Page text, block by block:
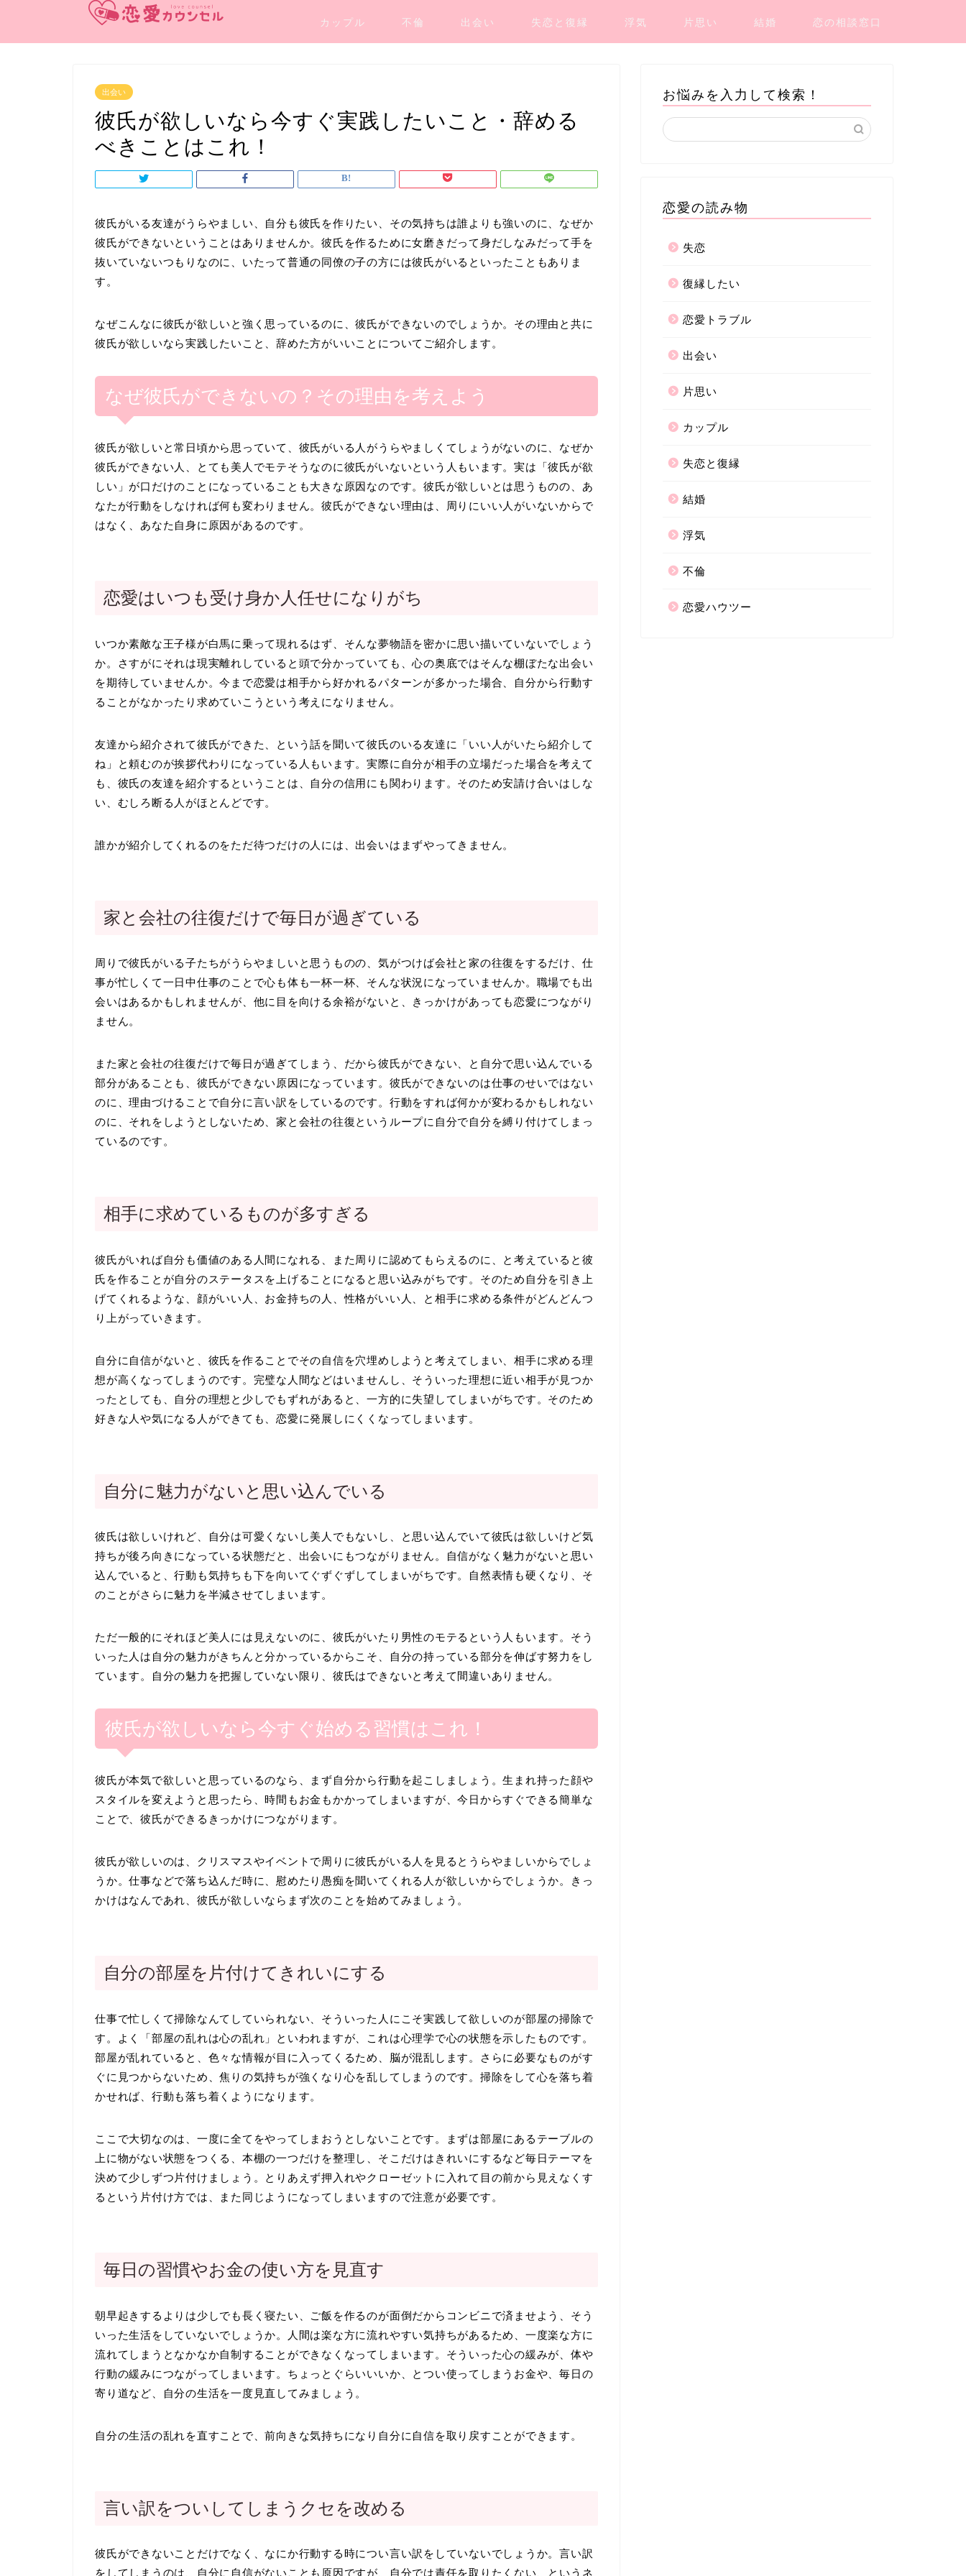
カップル 不倫 出会い 失恋と復縁 浮気 片思い 結婚 恋の相談窓口
出会い
彼氏が欲しいなら今すぐ実践したいこと・辞める
べきことはこれ！
彼氏がいる友達がうらやましい、自分も彼氏を作りたい、その気持ちは誰よりも強いのに、なぜか
彼氏ができないということはありませんか。彼氏を作るために女磨きだって身だしなみだって手を
抜いていないつもりなのに、いたって普通の同僚の子の方には彼氏がいるといったこともありま
す。
なぜこんなに彼氏が欲しいと強く思っているのに、彼氏ができないのでしょうか。その理由と共に
彼氏が欲しいなら実践したいこと、辞めた方がいいことについてご紹介します。
なぜ彼氏ができないの？その理由を考えよう
彼氏が欲しいと常日頃から思っていて、彼氏がいる人がうらやましくてしょうがないのに、なぜか
彼氏ができない人、とても美人でモテそうなのに彼氏がいないという人もいます。実は「彼氏が欲
しい」が口だけのことになっていることも大きな原因なのです。彼氏が欲しいとは思うものの、あ
なたが行動をしなければ何も変わりません。彼氏ができない理由は、周りにいい人がいないからで
はなく、あなた自身に原因があるのです。
恋愛はいつも受け身か人任せになりがち
いつか素敵な王子様が白馬に乗って現れるはず、そんな夢物語を密かに思い描いていないでしょう
か。さすがにそれは現実離れしていると頭で分かっていても、心の奥底ではそんな棚ぼたな出会い
を期待していませんか。今まで恋愛は相手から好かれるパターンが多かった場合、自分から行動す
ることがなかったり求めていこうという考えになりません。
友達から紹介されて彼氏ができた、という話を聞いて彼氏のいる友達に「いい人がいたら紹介して
ね」と頼むのが挨拶代わりになっている人もいます。実際に自分が相手の立場だった場合を考えて
も、彼氏の友達を紹介するということは、自分の信用にも関わります。そのため安請け合いはしな
い、むしろ断る人がほとんどです。
誰かが紹介してくれるのをただ待つだけの人には、出会いはまずやってきません。
家と会社の往復だけで毎日が過ぎている
周りで彼氏がいる子たちがうらやましいと思うものの、気がつけば会社と家の往復をするだけ、仕
事が忙しくて一日中仕事のことで心も体も一杯一杯、そんな状況になっていませんか。職場でも出
会いはあるかもしれませんが、他に目を向ける余裕がないと、きっかけがあっても恋愛につながり
ません。
また家と会社の往復だけで毎日が過ぎてしまう、だから彼氏ができない、と自分で思い込んでいる
部分があることも、彼氏ができない原因になっています。彼氏ができないのは仕事のせいではない
のに、理由づけることで自分に言い訳をしているのです。行動をすれば何かが変わるかもしれない
のに、それをしようとしないため、家と会社の往復というループに自分で自分を縛り付けてしまっ
ているのです。
相手に求めているものが多すぎる
彼氏がいれば自分も価値のある人間になれる、また周りに認めてもらえるのに、と考えていると彼
氏を作ることが自分のステータスを上げることになると思い込みがちです。そのため自分を引き上
げてくれるような、顔がいい人、お金持ちの人、性格がいい人、と相手に求める条件がどんどんつ
り上がっていきます。
自分に自信がないと、彼氏を作ることでその自信を穴埋めしようと考えてしまい、相手に求める理
想が高くなってしまうのです。完璧な人間などはいませんし、そういった理想に近い相手が見つか
ったとしても、自分の理想と少しでもずれがあると、一方的に失望してしまいがちです。そのため
好きな人や気になる人ができても、恋愛に発展しにくくなってしまいます。
自分に魅力がないと思い込んでいる
彼氏は欲しいけれど、自分は可愛くないし美人でもないし、と思い込んでいて彼氏は欲しいけど気
持ちが後ろ向きになっている状態だと、出会いにもつながりません。自信がなく魅力がないと思い
込んでいると、行動も気持ちも下を向いてぐずぐずしてしまいがちです。自然表情も硬くなり、そ
のことがさらに魅力を半減させてしまいます。
ただ一般的にそれほど美人には見えないのに、彼氏がいたり男性のモテるという人もいます。そう
いった人は自分の魅力がきちんと分かっているからこそ、自分の持っている部分を伸ばす努力をし
ています。自分の魅力を把握していない限り、彼氏はできないと考えて間違いありません。
彼氏が欲しいなら今すぐ始める習慣はこれ！
彼氏が本気で欲しいと思っているのなら、まず自分から行動を起こしましょう。生まれ持った顔や
スタイルを変えようと思ったら、時間もお金もかかってしまいますが、今日からすぐできる簡単な
ことで、彼氏ができるきっかけにつながります。
彼氏が欲しいのは、クリスマスやイベントで周りに彼氏がいる人を見るとうらやましいからでしょ
うか。仕事などで落ち込んだ時に、慰めたり愚痴を聞いてくれる人が欲しいからでしょうか。きっ
かけはなんであれ、彼氏が欲しいならまず次のことを始めてみましょう。
自分の部屋を片付けてきれいにする
仕事で忙しくて掃除なんてしていられない、そういった人にこそ実践して欲しいのが部屋の掃除で
す。よく「部屋の乱れは心の乱れ」といわれますが、これは心理学で心の状態を示したものです。
部屋が乱れていると、色々な情報が目に入ってくるため、脳が混乱します。さらに必要なものがす
ぐに見つからないため、焦りの気持ちが強くなり心を乱してしまうのです。掃除をして心を落ち着
かせれば、行動も落ち着くようになります。
ここで大切なのは、一度に全てをやってしまおうとしないことです。まずは部屋にあるテーブルの
上に物がない状態をつくる、本棚の一つだけを整理し、そこだけはきれいにするなど毎日テーマを
決めて少しずつ片付けましょう。とりあえず押入れやクローゼットに入れて目の前から見えなくす
るという片付け方では、また同じようになってしまいますので注意が必要です。
毎日の習慣やお金の使い方を見直す
朝早起きするよりは少しでも長く寝たい、ご飯を作るのが面倒だからコンビニで済ませよう、そう
いった生活をしていないでしょうか。人間は楽な方に流れやすい気持ちがあるため、一度楽な方に
流れてしまうとなかなか自制することができなくなってしまいます。そういった心の緩みが、体や
行動の緩みにつながってしまいます。ちょっとぐらいいいか、とつい使ってしまうお金や、毎日の
寄り道など、自分の生活を一度見直してみましょう。
自分の生活の乱れを直すことで、前向きな気持ちになり自分に自信を取り戻すことができます。
言い訳をついしてしまうクセを改める
彼氏ができないことだけでなく、なにか行動する時につい言い訳をしていないでしょうか。言い訳
をしてしまうのは、自分に自信がないことも原因ですが、自分では責任を取りたくない、というネ
お悩みを入力して検索！
恋愛の読み物
失恋
復縁したい
恋愛トラブル
出会い
片思い
カップル
失恋と復縁
結婚
浮気
不倫
恋愛ハウツー